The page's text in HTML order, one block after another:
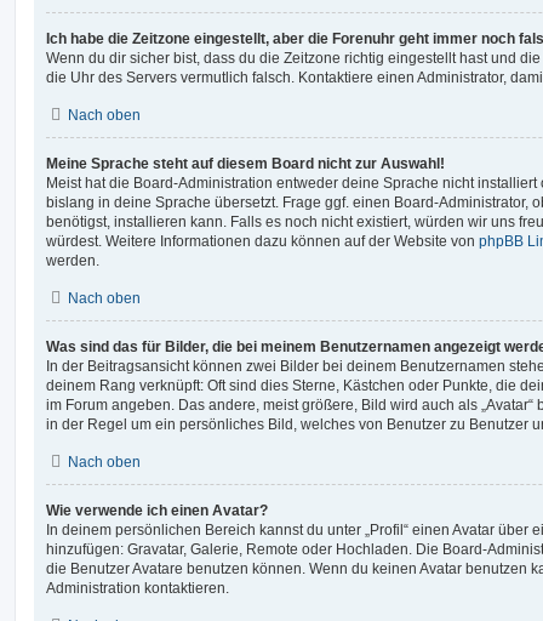
Ich habe die Zeitzone eingestellt, aber die Forenuhr geht immer noch
Wenn du dir sicher bist, dass du die Zeitzone richtig eingestellt hast und
die Uhr des Servers vermutlich falsch. Kontaktiere einen Administrator,
Nach oben
Meine Sprache steht auf diesem Board nicht zur Auswahl!
Meist hat die Board-Administration entweder deine Sprache nicht
bislang in deine Sprache übersetzt. Frage ggf. einen Board-Administrator,
benötigst, installieren kann. Falls es noch nicht existiert, würden wir uns
würdest. Weitere Informationen dazu können auf der Website von phpBB
werden.
Nach oben
Was sind das für Bilder, die bei meinem Benutzernamen angezeigt
In der Beitragsansicht können zwei Bilder bei deinem Benutzernamen
deinem Rang verknüpft: Oft sind dies Sterne, Kästchen oder Punkte, die
im Forum angeben. Das andere, meist größere, Bild wird auch als
in der Regel um ein persönliches Bild, welches von Benutzer zu Benutzer
Nach oben
Wie verwende ich einen Avatar?
In deinem persönlichen Bereich kannst du unter „Profil“ einen Avatar über
hinzufügen: Gravatar, Galerie, Remote oder Hochladen. Die Board-
die Benutzer Avatare benutzen können. Wenn du keinen Avatar benutzen
Administration kontaktieren.